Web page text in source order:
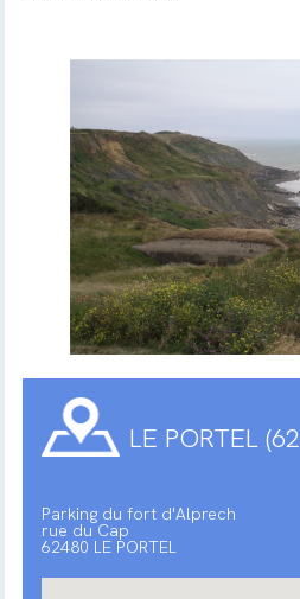
LE PORTEL
Parking du fort d'Alprech
rue du Cap
62480 LE PORTEL